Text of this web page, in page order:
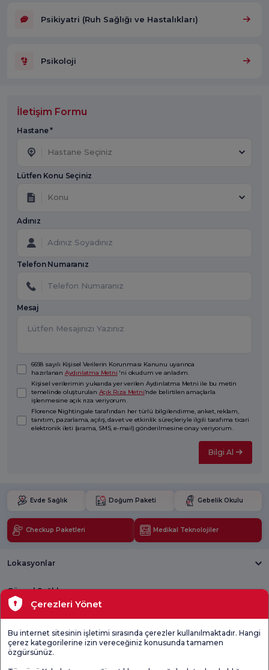
Psikiyatri (Ruh Sağlığı ve Hastalıkları)
Psikoloji
İletişim Formu
Hastane *
Hastane Seçiniz
Lütfen Konu Seçiniz
Konu
Adınız
Telefon Numaranız
Mesaj
6698 sayılı Kişisel Verilerin Korunması Kanunu uyarınca
hazırlanan Aydınlatma Metni 'ni okudum ve anladım.
Kişisel verilerimin yukarıda yer verilen Aydınlatma Metni ile bu metin
temelinde oluşturulan Açık Rıza Metni’nde belirtilen amaçlarla
işlenmesine açık rıza veriyorum.
Florence Nightingale tarafından her türlü bilgilendirme, anket, reklam,
tanıtım, pazarlama, açılış, davet ve etkinlik süreçleriyle ilgili tarafıma ticari
elektronik ileti (arama, SMS, e-mail) gönderilmesine onay veriyorum.
Bilgi Al
Evde Sağlık Doğum Paketi Gebelik Okulu
Checkup Paketleri Medikal Teknolojiler
Lokasyonlar
Güncel Sağlık
Tıbbi Birimler
Genel
Memnuniyet
Çerezleri Yönet
Bu internet sitesinin işletimi sırasında çerezler kullanılmaktadır. Hangi
çerez kategorilerine izin vereceğiniz konusunda tamamen
özgürsünüz.